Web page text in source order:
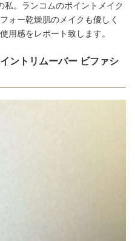
私。ランコムのポイントメイク
ォー乾燥肌のメイクも優しく
用感をレポート致します。
ントリムーバー ビファシ